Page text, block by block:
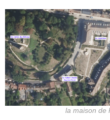
la maison de